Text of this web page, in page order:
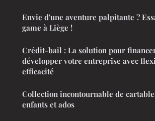
Envie d'une aventure palpitante ?
game à Liège !
Crédit-bail : La solution pour
développer votre entreprise avec
efficacité
Collection incontournable de
enfants et ados